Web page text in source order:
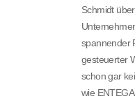
Schmidt
spannender
gesteuerter
schon gar
wie